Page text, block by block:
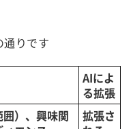
通りです
AIによ
る拡張
）、興味関
拡張さ